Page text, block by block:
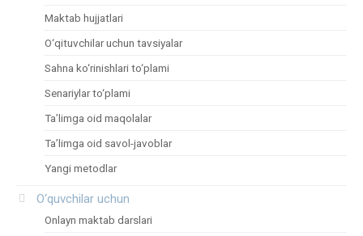
Maktab hujjatlari
O‘qituvchilar uchun tavsiyalar
Sahna ko‘rinishlari to‘plami
Senariylar to‘plami
Ta’limga oid maqolalar
Ta’limga oid savol-javoblar
Yangi metodlar
O‘quvchilar uchun
Onlayn maktab darslari